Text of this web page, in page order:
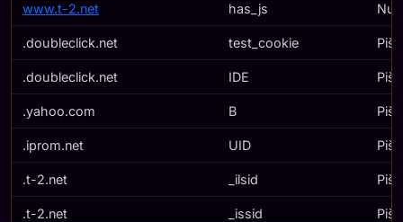
www.t-2.net has_js
.doubleclick.net test_cookie
.doubleclick.net IDE
.yahoo.com B
.iprom.net UID
.t-2.net _ilsid
.t-2.net _issid